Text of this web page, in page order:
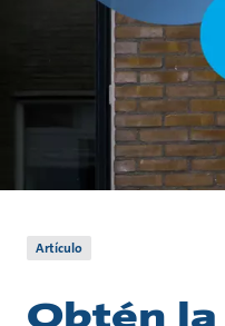
Artículo
Obtén la